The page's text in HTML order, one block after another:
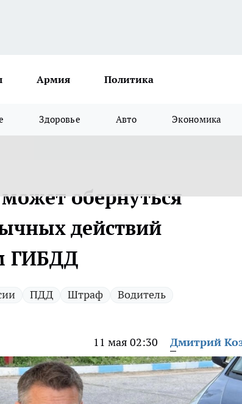
Армия Политика
Здоровье Авто Экономика
обернуться
действий
ГИБДД
ПДД Штраф Водитель
11 мая 02:30 Дмитрий